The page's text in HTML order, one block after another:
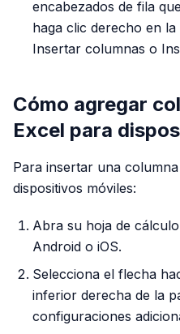
encabezados de fila
haga clic derecho en
Insertar columnas o
Cómo agregar
Excel para
Para insertar una
dispositivos móviles:
Abra su hoja de
Android o iOS.
Selecciona el flecha
inferior derecha de la
configuraciones